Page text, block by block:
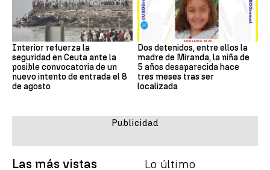
Interior refuerza la
seguridad en Ceuta ante la
posible convocatoria de un
nuevo intento de entrada el 8
de agosto
Dos detenidos, entre ellos la
madre de Miranda, la niña de
5 años desaparecida hace
tres meses tras ser
localizada
Las más vistas Lo último